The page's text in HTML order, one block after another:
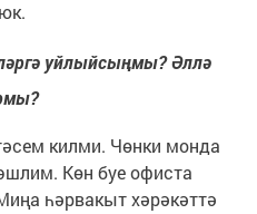
уйлыйсыңмы? Әллә
килми. Чөнки монда
Көн буе офиста
һәрвакыт хәрәкәттә